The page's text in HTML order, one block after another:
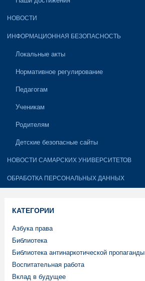
НОВОСТИ
ИНФОРМАЦИОННАЯ БЕЗОПАСНОСТЬ
Локальные акты
Нормативное регулирование
Педагогам
Ученикам
Родителям
Детские безопасные сайты
НОВОСТИ САМАРСКИХ УНИВЕРСИТЕТОВ
ОБРАБОТКА ПЕРСОНАЛЬНЫХ ДАННЫХ
КАТЕГОРИИ
Азбука права
Библиотека
Библиотека антинаркотической пропаганды
Воспитательная работа
Вклад в будущее